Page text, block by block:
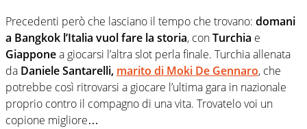
Precedenti però che lasciano il tempo che trovano: domani
a Bangkok l’Italia vuol fare la storia, conTurchia e
Giapponea giocarsi l’altra slot perla finale. Turchia allenata
da Daniele Santarelli, marito di Moki De Gennaro, che
potrebbe così ritrovarsi a giocare l’ultima gara in nazionale
proprio contro il compagno di una vita. Trovatelo voi un
copione migliore…